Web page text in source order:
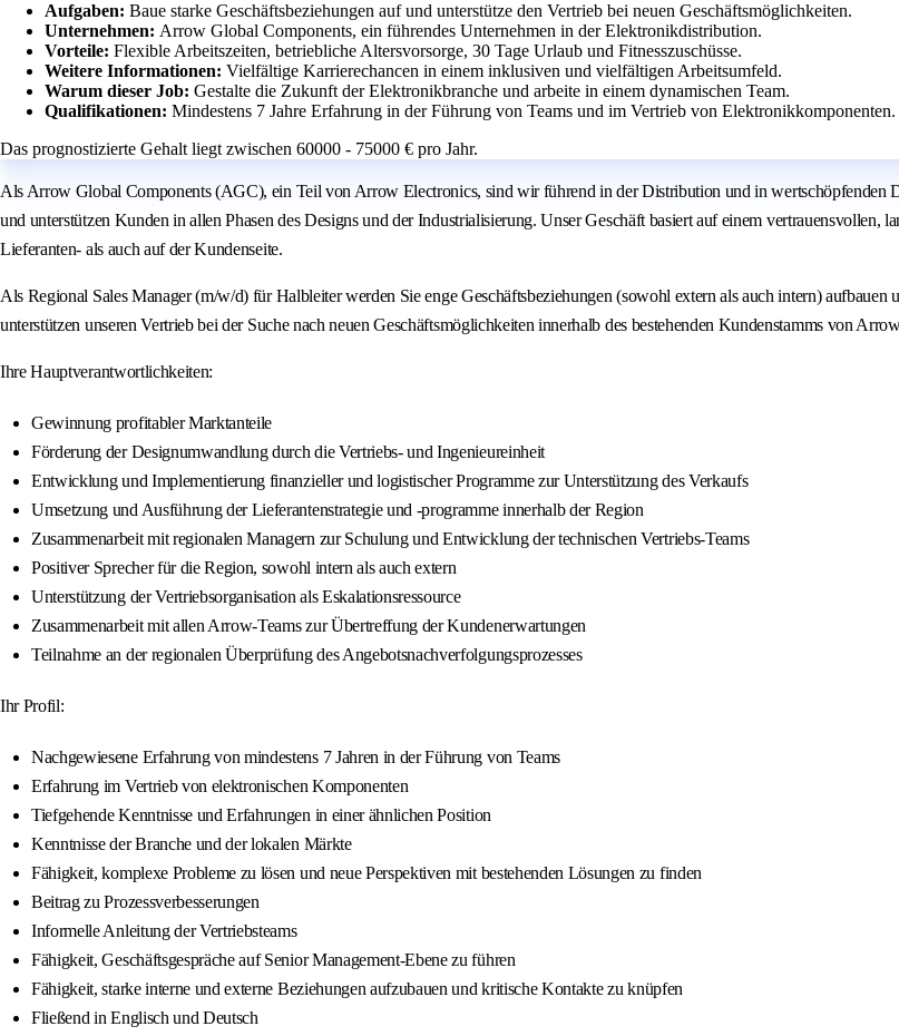
Aufgaben: Baue starke Geschäftsbeziehungen auf und unterstütze den Vertrieb bei neuen Geschäftsmöglichkeiten.
Unternehmen: Arrow Global Components, ein führendes Unternehmen in der Elektronikdistribution.
Vorteile: Flexible Arbeitszeiten, betriebliche Altersvorsorge, 30 Tage Urlaub und Fitnesszuschüsse.
Weitere Informationen: Vielfältige Karrierechancen in einem inklusiven und vielfältigen Arbeitsumfeld.
Warum dieser Job: Gestalte die Zukunft der Elektronikbranche und arbeite in einem dynamischen Team.
Qualifikationen: Mindestens 7 Jahre Erfahrung in der Führung von Teams und im Vertrieb von Elektronikkomponenten.
Das prognostizierte Gehalt liegt zwischen 60000 - 75000 € pro Jahr.
Als Arrow Global Components (AGC), ein Teil von Arrow Electronics, sind wir führend in der Distribution und in wertschöpfenden
und unterstützen Kunden in allen Phasen des Designs und der Industrialisierung. Unser Geschäft basiert auf einem
Lieferanten- als auch auf der Kundenseite.
Als Regional Sales Manager (m/w/d) für Halbleiter werden Sie enge Geschäftsbeziehungen (sowohl extern als auch intern)
unterstützen unseren Vertrieb bei der Suche nach neuen Geschäftsmöglichkeiten innerhalb des bestehenden Kundenstamms von
Ihre Hauptverantwortlichkeiten:
Gewinnung profitabler Marktanteile
Förderung der Designumwandlung durch die Vertriebs- und Ingenieureinheit
Entwicklung und Implementierung finanzieller und logistischer Programme zur Unterstützung des Verkaufs
Umsetzung und Ausführung der Lieferantenstrategie und -programme innerhalb der Region
Zusammenarbeit mit regionalen Managern zur Schulung und Entwicklung der technischen Vertriebs-Teams
Positiver Sprecher für die Region, sowohl intern als auch extern
Unterstützung der Vertriebsorganisation als Eskalationsressource
Zusammenarbeit mit allen Arrow-Teams zur Übertreffung der Kundenerwartungen
Teilnahme an der regionalen Überprüfung des Angebotsnachverfolgungsprozesses
Ihr Profil:
Nachgewiesene Erfahrung von mindestens 7 Jahren in der Führung von Teams
Erfahrung im Vertrieb von elektronischen Komponenten
Tiefgehende Kenntnisse und Erfahrungen in einer ähnlichen Position
Kenntnisse der Branche und der lokalen Märkte
Fähigkeit, komplexe Probleme zu lösen und neue Perspektiven mit bestehenden Lösungen zu finden
Beitrag zu Prozessverbesserungen
Informelle Anleitung der Vertriebsteams
Fähigkeit, Geschäftsgespräche auf Senior Management-Ebene zu führen
Fähigkeit, starke interne und externe Beziehungen aufzubauen und kritische Kontakte zu knüpfen
Fließend in Englisch und Deutsch